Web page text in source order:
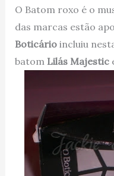
O Batom roxo é o
das marcas estão
Boticárioincluiu
batom Lilás Majestic